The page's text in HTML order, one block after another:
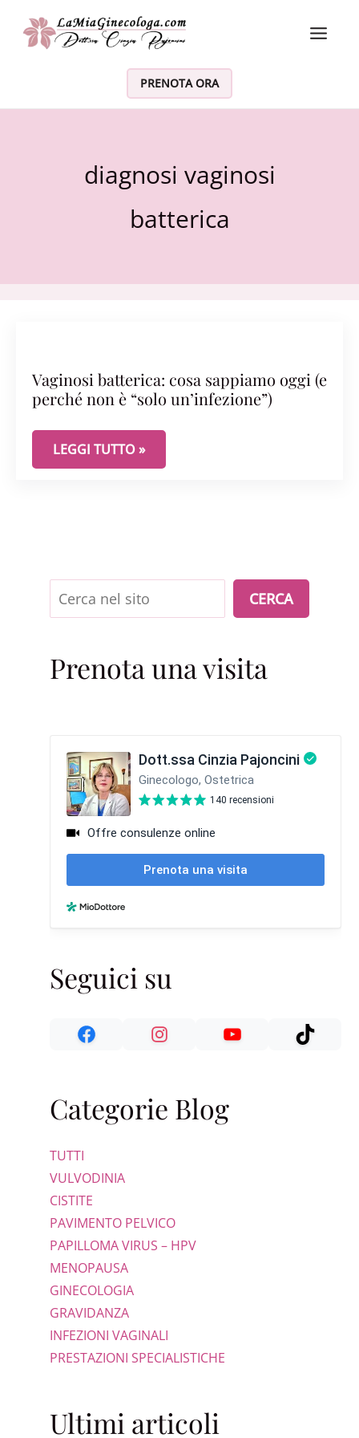
Vai al contenuto
PRENOTA ORA
diagnosi vaginosi
batterica
Vaginosi batterica: cosa sappiamo oggi (e
perché non è “solo un’infezione”)
VAGINOSI BATTERICA: COSA SAPPIAMO OGGI (E
LEGGI TUTTO »
Cerca CERCA
Prenota una visita
Seguici su
Categorie Blog
TUTTI
VULVODINIA
CISTITE
PAVIMENTO PELVICO
PAPILLOMA VIRUS – HPV
MENOPAUSA
GINECOLOGIA
GRAVIDANZA
INFEZIONI VAGINALI
PRESTAZIONI SPECIALISTICHE
Ultimi articoli